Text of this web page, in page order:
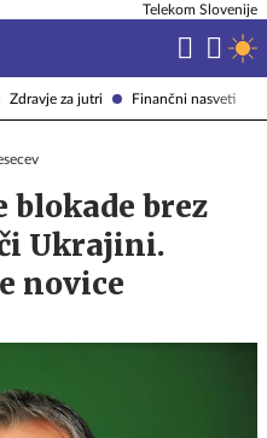
Zdravje za jutri Finančni nasveti
Telekom Slovenije
blokade brez
Ukrajini.
novice